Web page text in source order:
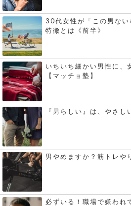
30代女性が「この男な
特徴とは《前半》
いちいち細かい男性に、
【マッチョ塾】
『男らしい』は、やさし
男やめますか？筋トレや
必ずいる！職場で嫌われ